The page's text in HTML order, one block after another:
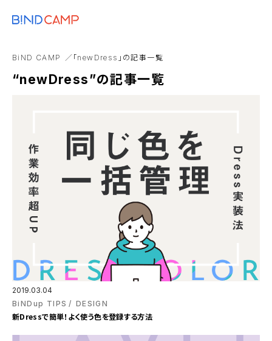
まとめ
BiND CAMP 「newDress」の記事一覧
“newDress”の記事一覧
2019.03.04
BiNDup TIPS
DESIGN
新Dressで簡単！よく使う色を登録する方法